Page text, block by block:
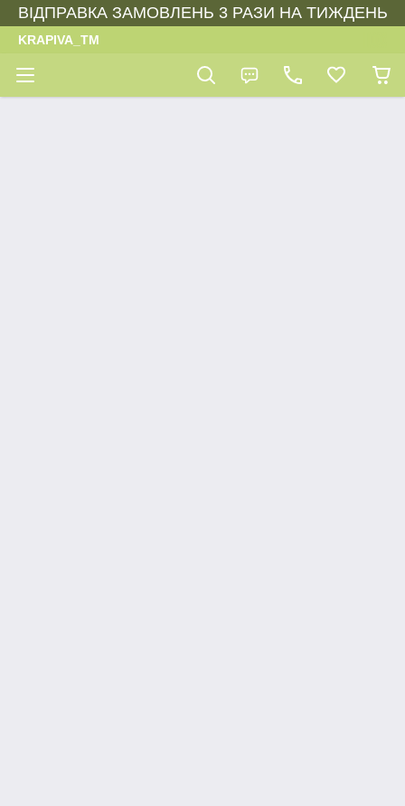
ВІДПРАВКА ЗАМОВЛЕНЬ 3 РАЗИ НА ТИЖДЕНЬ
KRAPIVA_TM